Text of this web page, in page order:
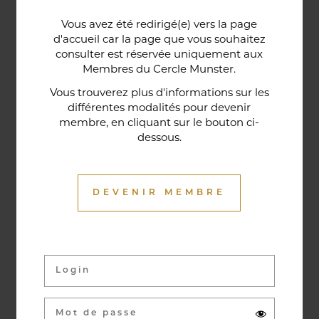
Vous avez été redirigé(e) vers la page
d'accueil car la page que vous souhaitez
consulter est réservée uniquement aux
Membres du Cercle Munster.
Vous trouverez plus d'informations sur les
différentes modalités pour devenir
membre, en cliquant sur le bouton ci-
dessous.
DEVENIR MEMBRE
historique de la maison, relie le bar au restaurant ;
cette trace du passé rappelle la tradition du bien-
être en ces lieux et de l'accueil chaleureux qui
contribuent à la réputation de l'établissement. Ce
restaurant gastronomique a été entièrement
relooké en janvier 2020. Notre chef vous propose
vous surprendre.
Activités & évènements